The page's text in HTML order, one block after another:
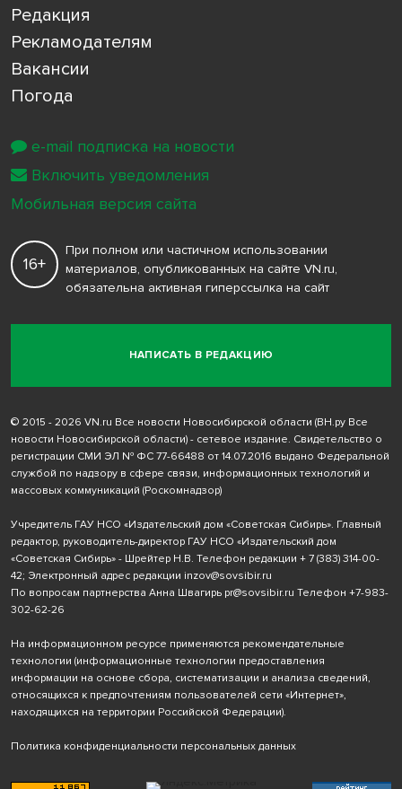
Редакция
Рекламодателям
Вакансии
Погода
НАПИСАТЬ В РЕДАКЦИЮ
16+
При полном или частичном использовании
материалов, опубликованных на сайте VN.ru,
обязательна активная гиперссылка на сайт
© 2015 - 2026 VN.ru Все новости Новосибирской области (ВН.ру Все
новости Новосибирской области) - сетевое издание. Свидетельство о
регистрации СМИ ЭЛ № ФС 77-66488 от 14.07.2016 выдано Федеральной
службой по надзору в сфере связи, информационных технологий и
массовых коммуникаций (Роскомнадзор)
Учредитель ГАУ НСО «Издательский дом «Советская Сибирь». Главный
редактор, руководитель-директор ГАУ НСО «Издательский дом
«Советская Сибирь» - Шрейтер Н.В. Телефон редакции + 7 (383) 314-00-
42; Электронный адрес редакции inzov@sovsibir.ru
По вопросам партнерства Анна Швагирь pr@sovsibir.ru Телефон +7-983-
302-62-26
На информационном ресурсе применяются рекомендательные
технологии (информационные технологии предоставления
информации на основе сбора, систематизации и анализа сведений,
относящихся к предпочтениям пользователей сети «Интернет»,
находящихся на территории Российской Федерации).
Политика конфиденциальности персональных данных
e-mail подписка на новости
Включить уведомления
Мобильная версия сайта